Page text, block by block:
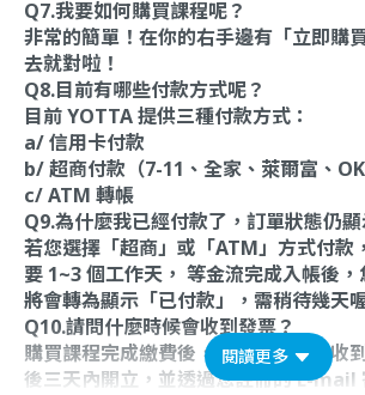
Q7.我要如何購買課程呢？
非常的簡單！在你的右手邊有「立即購
去就對啦！
Q8.目前有哪些付款方式呢？
目前 YOTTA 提供三種付款方式：
a/ 信用卡付款
b/ 超商付款（7-11、全家、萊爾富、OK
c/ ATM 轉帳
Q9.為什麼我已經付款了，訂單狀態仍顯
若您選擇「超商」或「ATM」方式付款
要 1~3 個工作天， 等金流完成入帳後，
將會轉為顯示「已付款」，需稍待幾天
Q10.請問什麼時候會收到發票？
購買課程完成繳費後，電子發票會在收
後三天內開立，並透過您註冊的 E-mail
閱讀更多